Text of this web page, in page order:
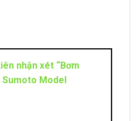
nhận xét “Bơm
Model